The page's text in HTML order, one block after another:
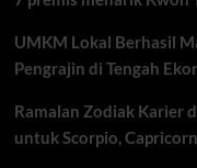
UMKM Lokal Berhasil
Pengrajin di Tengah
Ramalan Zodiak Karier
untuk Scorpio,